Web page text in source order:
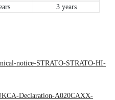
3 years
notice-STRATO-STRATO-HI-
Declaration-A020CAXX-